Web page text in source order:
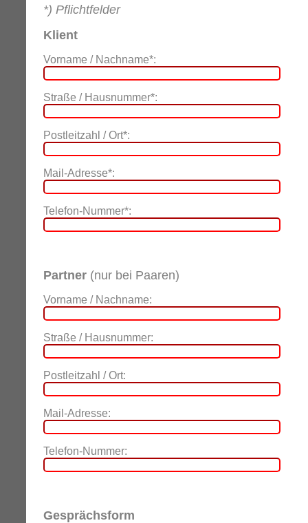
*) Pflichtfelder
Klient
Vorname / Nachname*:
Straße / Hausnummer*:
Postleitzahl / Ort*:
Mail-Adresse*:
Telefon-Nummer*:
Partner (nur bei Paaren)
Vorname / Nachname:
Straße / Hausnummer:
Postleitzahl / Ort:
Mail-Adresse:
Telefon-Nummer:
Gesprächsform